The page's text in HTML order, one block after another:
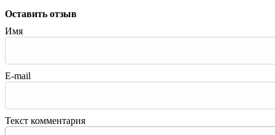
Оставить отзыв
Имя
E-mail
Текст комментария